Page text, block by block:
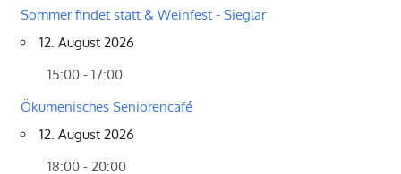
Sommer findet statt & Weinfest - Sieglar
12. August 2026
15:00 - 17:00
Ökumenisches Seniorencafé
12. August 2026
18:00 - 20:00